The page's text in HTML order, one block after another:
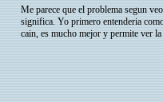
Me parece que el problema segun
significa. Yo primero entenderia
cain, es mucho mejor y permite ver la